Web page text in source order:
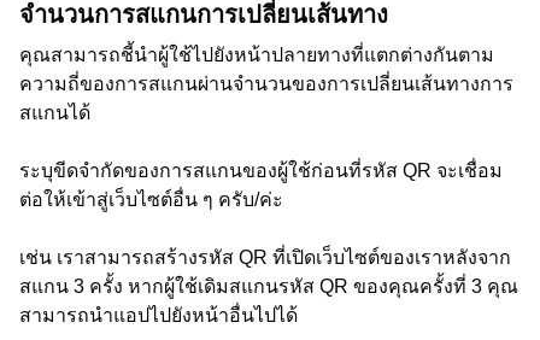
จำนวนการสแกนการเปลี่ยนเส้นทาง
คุณสามารถชี้นำผู้ใช้ไปยังหน้าปลายทางที่แตกต่างกันตาม
ความถี่ของการสแกนผ่านจำนวนของการเปลี่ยนเส้นทางการ
สแกนได้
ระบุขีดจำกัดของการสแกนของผู้ใช้ก่อนที่รหัส QR จะเชื่อม
ต่อให้เข้าสู่เว็บไซต์อื่น ๆ ครับ/ค่ะ
เช่น เราสามารถสร้างรหัส QR ที่เปิดเว็บไซต์ของเราหลังจาก
สแกน 3 ครั้ง หากผู้ใช้เดิมสแกนรหัส QR ของคุณครั้งที่ 3 คุณ
สามารถนำแอปไปยังหน้าอื่นไปได้